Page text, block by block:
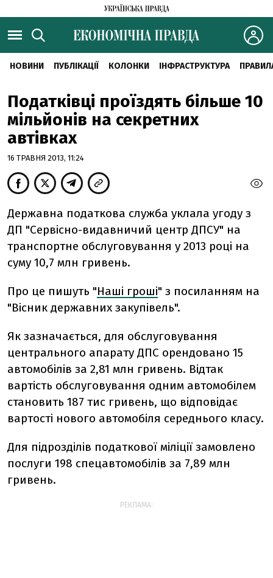
НОВИНИ ПУБЛІКАЦІЇ КОЛОНКИ ІНФРАСТРУКТУРА
Податківці проїздять більше 10
мільйонів на секретних
автівках
16 ТРАВНЯ 2013, 11:24
Державна податкова служба уклала угоду з
ДП "Сервісно-видавничий центр ДПСУ" на
транспортне обслуговування у 2013 році на
суму 10,7 млн гривень.
Про це пишуть "Наші гроші" з посиланням на
"Вісник державних закупівель".
Як зазначається, для обслуговування
центрального апарату ДПС орендовано 15
автомобілів за 2,81 млн гривень. Відтак
вартість обслуговування одним автомобілем
становить 187 тис гривень, що відповідає
вартості нового автомобіля середнього класу.
Для підрозділів податкової міліції замовлено
послуги 198 спецавтомобілів за 7,89 млн
гривень.
РЕКЛАМА: